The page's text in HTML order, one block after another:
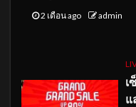
2 เดือน ago admin
เ
แ